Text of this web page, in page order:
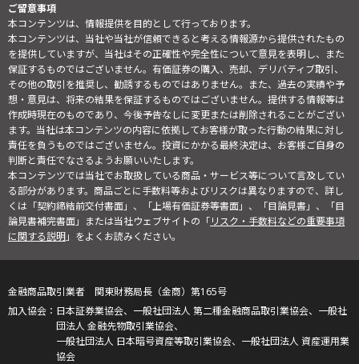
ご留意事項
本コンテンツは、情報提供を目的として行っております。
本コンテンツは、当社や当社が信頼できると考える情報源から提供されたもの
を提供していますが、当社はその正確性や完全性について意見を表明し、また
保証するものではございません。有価証券の購入、売却、デリバティブ取引、
その他の取引を推奨し、勧誘するものではありません。また、過去の実績や予
想・意見は、将来の結果を保証するものではございません。提供する情報等は
作成時現在のものであり、今後予告なしに変更または削除されることがござい
ます。当社は本コンテンツの内容に依拠してお客様が取った行動の結果に対し
責任を負うものではございません。投資にかかる最終決定は、お客様ご自身の
判断と責任でなさるようお願いいたします。
本コンテンツでは当社でお取扱している商品・サービス等について言及してい
る部分があります。商品ごとに手数料等およびリスクは異なりますので、詳し
くは「契約締結前交付書面」、「上場有価証券等書面」、「目論見書」、「目
論見書補完書面」または当社ウェブサイトの「リスク・手数料などの重要事項
に関する説明」をよくお読みください。
金融商品取引業者 関東財務局長（金商）第165号
日本証券業協会、一般社団法人 第二種金融商品取引業協会、一般社
団法人 金融先物取引業協会、
一般社団法人 日本暗号資産等取引業協会、一般社団法人 資産運用業
協会